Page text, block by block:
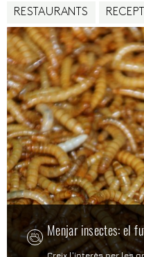
RESTAURANTS
Menjar insectes: el